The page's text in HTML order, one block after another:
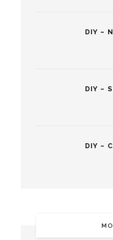
DIY –
DIY –
DIY –